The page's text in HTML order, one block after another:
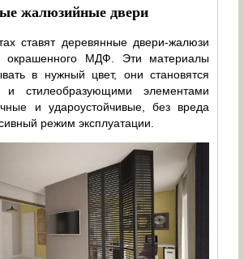
жалюзийные двери
ставят деревянные двери-жалюзи
окрашенного МДФ. Эти материалы
в нужный цвет, они становятся
и стилеобразующими элементами
и удароустойчивые, без вреда
режим эксплуатации.